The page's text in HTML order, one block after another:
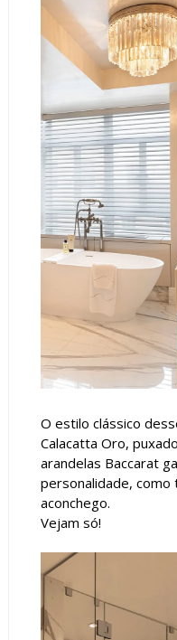
O estilo clássico
Calacatta Oro,
arandelas Baccarat
personalidade,
aconchego.
Vejam só!